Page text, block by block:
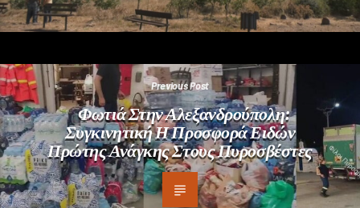
Previous Post
Φωτιά Στην Αλεξανδρούπολη:
Συγκινητική Η Προσφορά Ειδών
Πρώτης Ανάγκης Στους Πυροσβέστες